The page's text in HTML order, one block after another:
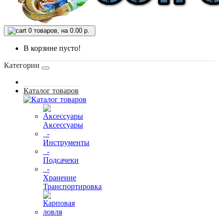
0 товаров, на 0.00 р.
В корзине пусто!
Категории
Каталог товаров
Аксессуары
-
Инструменты
-
Подсачеки
-
Хранение
Транспортировка